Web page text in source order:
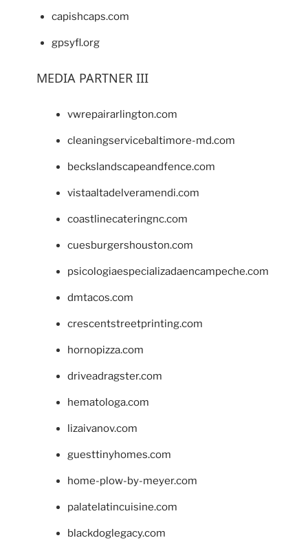
capishcaps.com
gpsyfl.org
MEDIA PARTNER III
vwrepairarlington.com
cleaningservicebaltimore-md.com
beckslandscapeandfence.com
vistaaltadelveramendi.com
coastlinecateringnc.com
cuesburgershouston.com
psicologiaespecializadaencampeche.com
dmtacos.com
crescentstreetprinting.com
hornopizza.com
driveadragster.com
hematologa.com
lizaivanov.com
guesttinyhomes.com
home-plow-by-meyer.com
palatelatincuisine.com
blackdoglegacy.com